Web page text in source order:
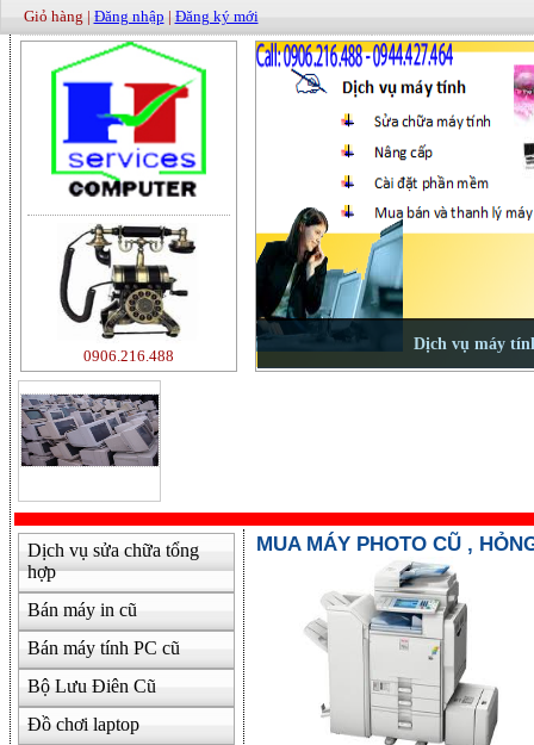
Giỏ hàng | Đăng nhập | Đăng ký mới
0906.216.488
500000
Dịch vụ sửa chữa tổng
hợp
Bán máy in cũ
Bán máy tính PC cũ
Bộ Lưu Điên Cũ
Đồ chơi laptop
MUA MÁY PHOTO CŨ ,